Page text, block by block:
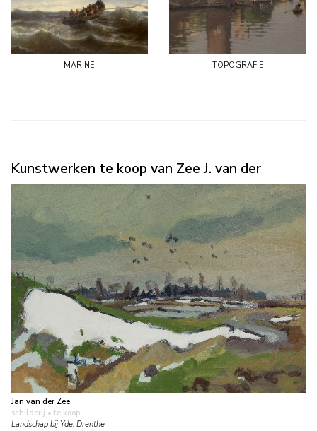
marine topografie
Kunstwerken te koop van Zee J. van der
Jan van der Zee
schilderij • te koop
Landschap bij Yde, Drenthe